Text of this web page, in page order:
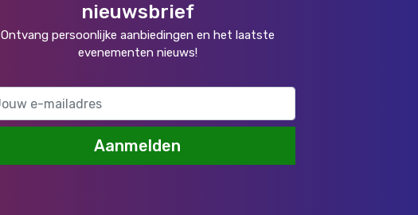
nieuwsbrief
Ontvang persoonlijke aanbiedingen en het laatste
evenementen nieuws!
Aanmelden